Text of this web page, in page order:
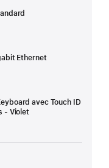
Ethernet
avec Touch ID
- Violet